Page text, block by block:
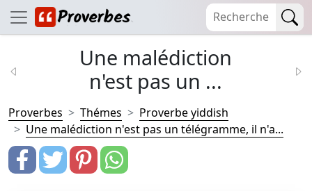
Une malédiction
n'est pas un ...
Proverbes Thémes
Proverbe yiddish
Une malédiction n'est pas un télégramme, il n'a...